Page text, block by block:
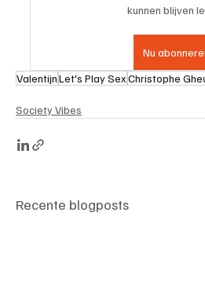
kunnen blijven
Nu
ValentijnLet's Play SexChristophe
Society Vibes
Recente blogposts